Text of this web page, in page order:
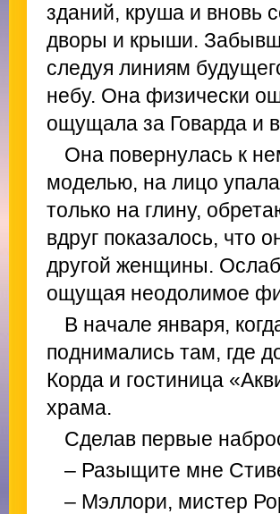
зданий, круша и вновь
дворы и крыши.
следуя линиям
небу. Она физически
ощущала за Говарда и
Она повернулась к
моделью, на лицо
только на глину,
вдруг показалось, что
другой женщины.
ощущая неодолимое
В начале января,
поднимались там, где
Корда и гостиница
храма.
Сделав первые
– Разыщите мне
– Мэллори, мистер